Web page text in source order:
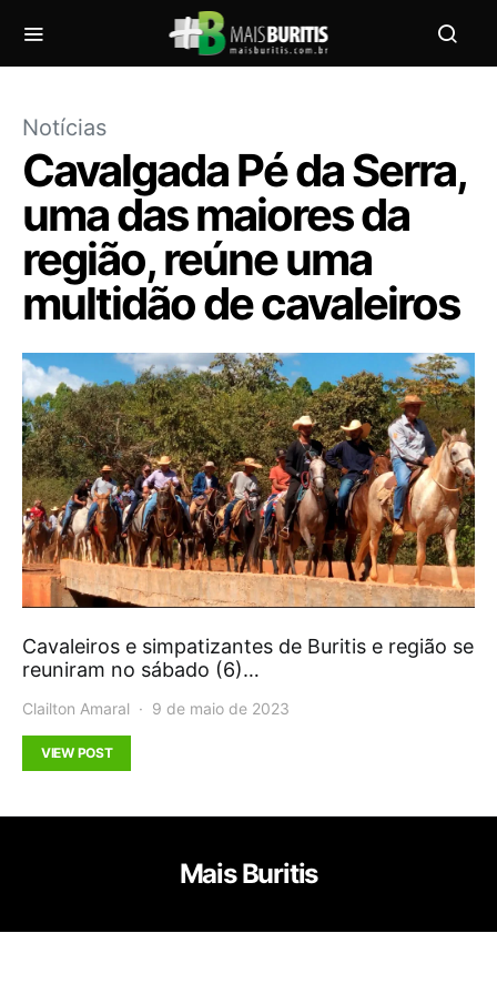
Notícias
Cavalgada Pé da Serra,
uma das maiores da
região, reúne uma
multidão de cavaleiros
Cavaleiros e simpatizantes de Buritis e região se
reuniram no sábado (6)…
Clailton Amaral 9 de maio de 2023
VIEW POST
Mais Buritis